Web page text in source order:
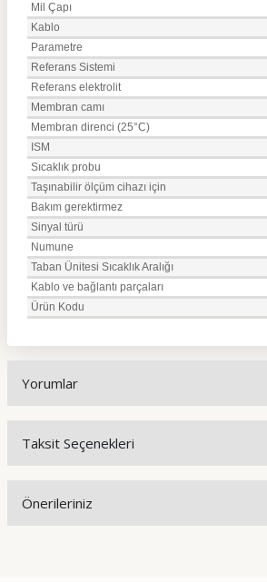
Mil Çapı
Kablo
Parametre
Referans Sistemi
Referans elektrolit
Membran camı
Membran direnci (25°C)
ISM
Sıcaklık probu
Taşınabilir ölçüm cihazı için
Bakım gerektirmez
Sinyal türü
Numune
Taban Ünitesi Sıcaklık Aralığı
Kablo ve bağlantı parçaları
Ürün Kodu
Yorumlar
Taksit Seçenekleri
Önerileriniz